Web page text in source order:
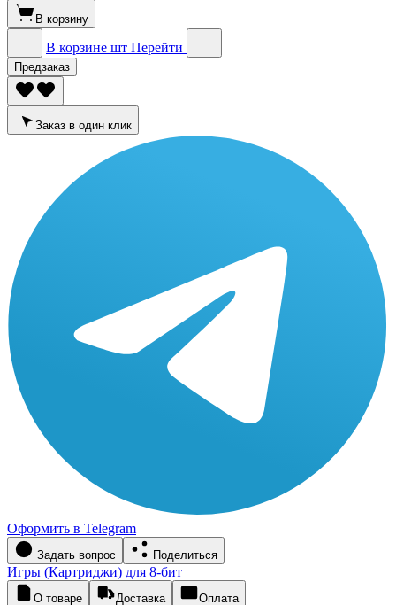
В корзину
В корзине шт Перейти
Предзаказ
Заказ в один клик
Оформить в Telegram
Задать вопрос Поделиться
Игры (Картриджи) для 8-бит
О товаре Доставка Оплата